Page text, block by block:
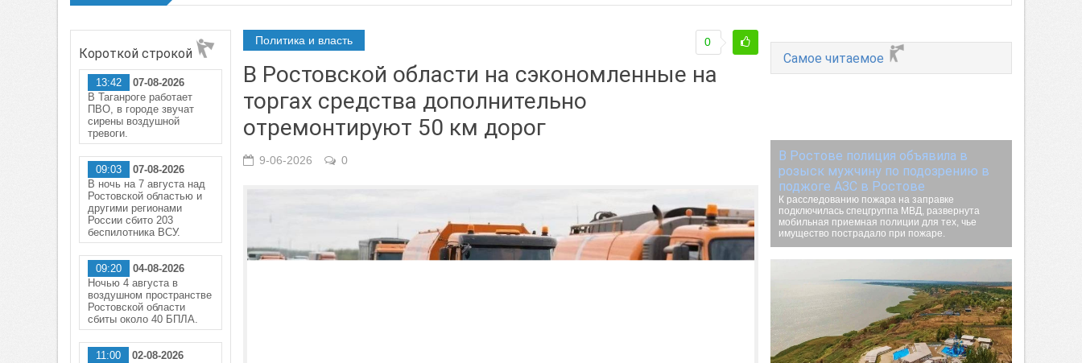
Режим ЧС регионального характера начал действовать в Ростовской области с вечера 5 августа
В Чеховской библиотеке Таганрога открылась выставка посткроссинга
В Ростове задержан подозреваемый в ночном поджоге — сгорела АЗС и около двух десятков машин
Политика и власть
В Ростовской области на сэкономленные на
торгах средства дополнительно
отремонтируют 50 км дорог
0
9-06-2026 0
Самое читаемое
В Ростове полиция объявила в
розыск мужчину по подозрению в
поджоге АЗС в Ростове
К расследованию пожара на заправке
подключилась спецгруппа МВД, развернута
мобильная приемная полиции для тех, чье
имущество пострадало при пожаре.
Короткой строкой
13:42
07-08-2026
В Таганроге работает
ПВО, в городе звучат
сирены воздушной
тревоги.
09:03
07-08-2026
В ночь на 7 августа над
Ростовской областью и
другими регионами
России сбито 203
беспилотника ВСУ.
09:20
04-08-2026
Ночью 4 августа в
воздушном пространстве
Ростовской области
сбиты около 40 БПЛА.
11:00
02-08-2026